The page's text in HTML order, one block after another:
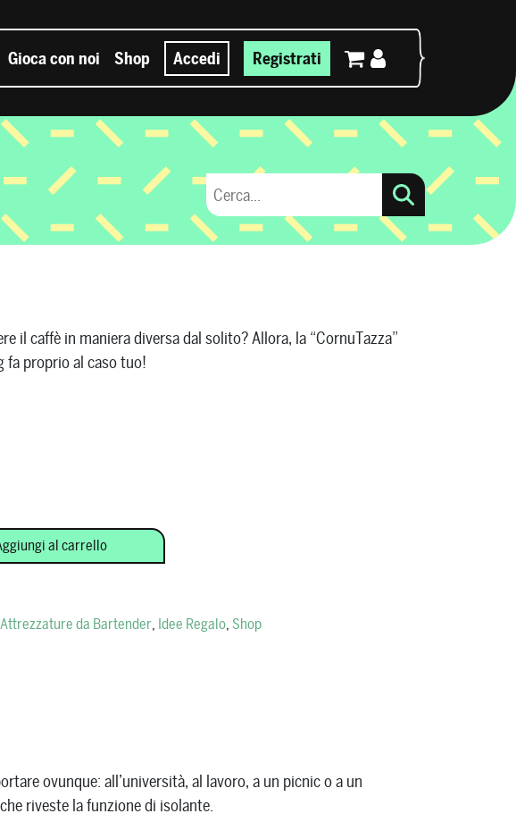
Gioca con noi Shop Accedi Registrati
il caffè in maniera diversa dal solito? Allora, la “CornuTazza”
fa proprio al caso tuo!
al carrello
Attrezzature da Bartender, Idee Regalo, Shop
ovunque: all’università, al lavoro, a un picnic o a un
riveste la funzione di isolante.